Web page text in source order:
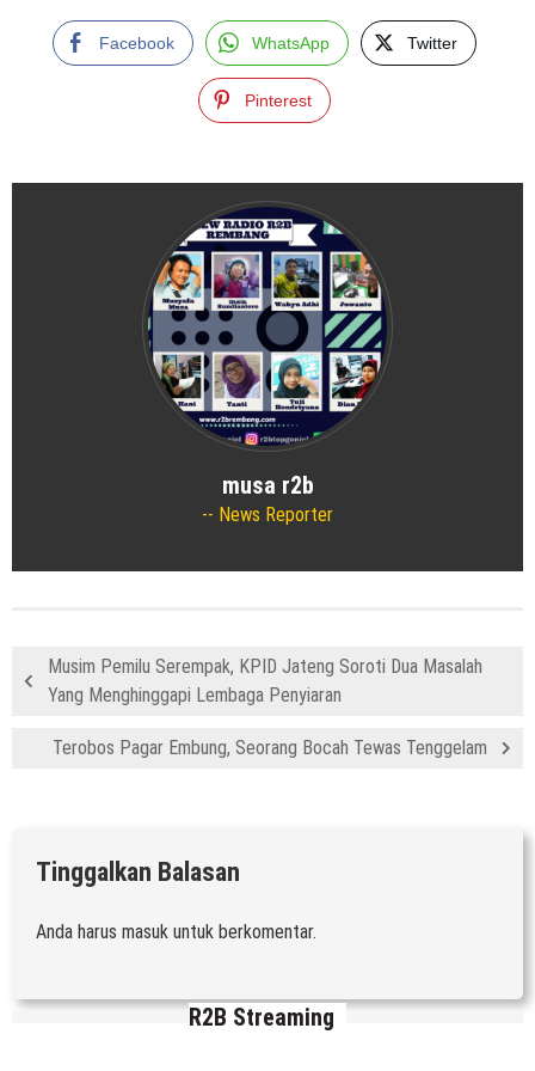
Facebook WhatsApp Twitter
Pinterest
musa r2b
News Reporter
Musim Pemilu Serempak, KPID Jateng Soroti Dua Masalah
Yang Menghinggapi Lembaga Penyiaran
Terobos Pagar Embung, Seorang Bocah Tewas Tenggelam
Tinggalkan Balasan
Anda harus masuk untuk berkomentar.
R2B Streaming